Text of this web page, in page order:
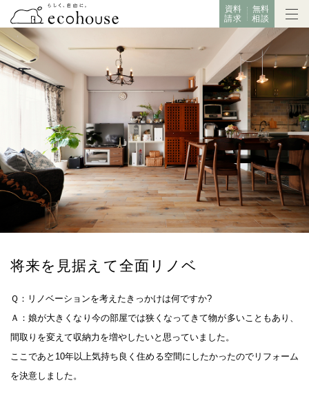
資料
請求
無料
相談
将来を見据えて全面リノベ
Ｑ：リノベーションを考えたきっかけは何ですか?
Ａ：娘が大きくなり今の部屋では狭くなってきて物が多いこともあり、
間取りを変えて収納力を増やしたいと思っていました。
ここであと10年以上気持ち良く住める空間にしたかったのでリフォーム
を決意しました。